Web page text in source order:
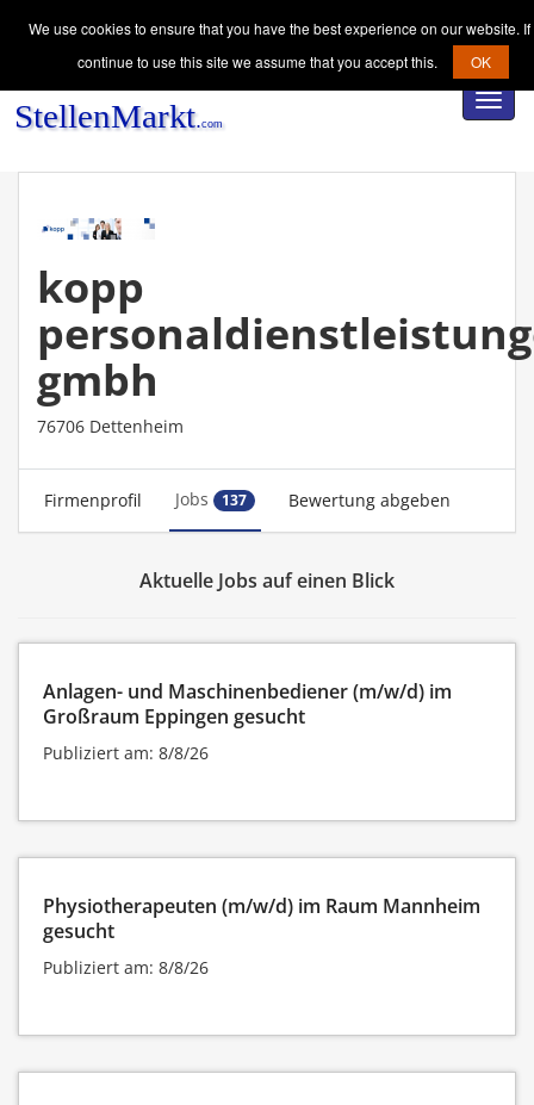
kopp
gmbh
76706 Dettenheim
Firmenprofil Jobs 137 Bewertung abgeben
Aktuelle Jobs auf einen Blick
Anlagen- und Maschinenbediener (m/w/d) im
Großraum Eppingen gesucht
Publiziert am: 8/8/26
Physiotherapeuten (m/w/d) im Raum Mannheim
gesucht
Publiziert am: 8/8/26
We use cookies to ensure that you have the best experience on our website.
continue to use this site we assume that you accept this.
OK